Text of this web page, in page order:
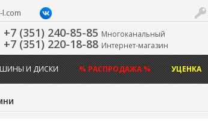
+7 (351) 240-85-85 Многоканальный
+7 (351) 220-18-88 Интернет-магазин
ШИНЫ И ДИСКИ % РАСПРОДАЖА % УЦЕНКА